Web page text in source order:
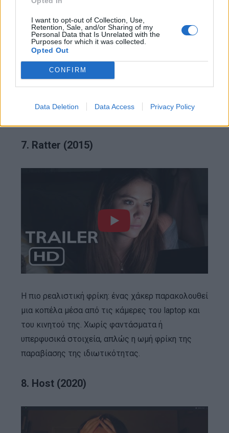
I want to opt-out of Collection, Use,
Retention, Sale, and/or Sharing of my
Personal Data that Is Unrelated with the
Purposes for which it was collected.
Opted Out
CONFIRM
Data Deletion Data Access Privacy Policy
Μια μοναχική έφηβη συμμετέχει σε ένα παράξενο
αποκτά ψυχεδελικό χαρακτήρα και η
πραγματικότητα συγχέεται με την ψηφιακή
αυταπάτη. Μια βαθιά υπαρξιακή προσέγγιση του
7. Ratter (2015)
Η πιο ρεαλιστική φρίκη: ένας χάκερ παρακολουθεί
μια κοπέλα μέσα από τις κάμερες του laptop και
του κινητού της. Χωρίς φαντάσματα ή
υπερφυσικά στοιχεία, απλώς η ωμή φρίκη της
παραβίασης της ιδιωτικότητας.
8. Host (2020)